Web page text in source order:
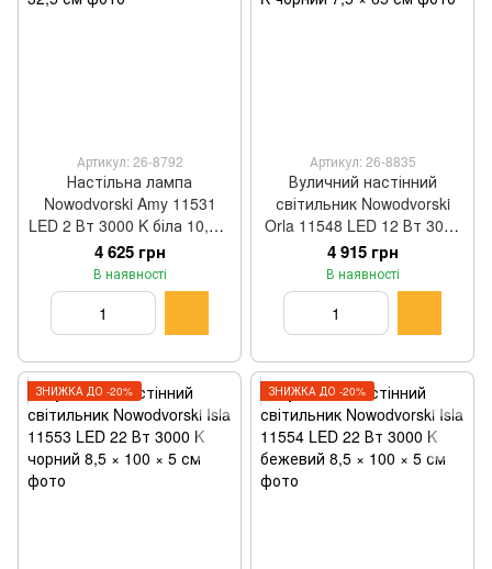
Артикул: 26-8792
Настільна лампа
Nowodvorski Amy 11531
LED 2 Вт 3000 K біла 10,8 ×
32,5 см
4 625 грн
В наявності
Артикул: 26-8835
Вуличний настінний
світильник Nowodvorski
Orla 11548 LED 12 Вт 3000
K чорний 7,5 × 65 см
4 915 грн
В наявності
ЗНИЖКА ДО -20% ЗНИЖКА ДО -20%